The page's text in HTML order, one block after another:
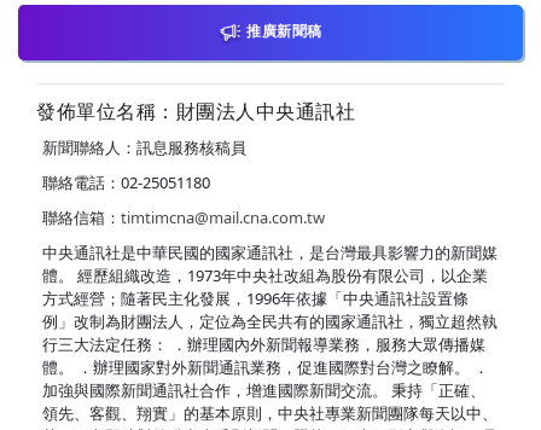
推廣新聞稿
發佈單位名稱：財團法人中央通訊社
新聞聯絡人：訊息服務核稿員
聯絡電話：02-25051180
聯絡信箱： timtimcna@mail.cna.com.tw
中央通訊社是中華民國的國家通訊社，是台灣最具影響力的新聞媒
體。 經歷組織改造，1973年中央社改組為股份有限公司，以企業
方式經營；隨著民主化發展，1996年依據「中央通訊社設置條
例」改制為財團法人，定位為全民共有的國家通訊社，獨立超然執
行三大法定任務： ．辦理國內外新聞報導業務，服務大眾傳播媒
體。 ．辦理國家對外新聞通訊業務，促進國際對台灣之瞭解。 ．
加強與國際新聞通訊社合作，增進國際新聞交流。 秉持「正確、
領先、客觀、翔實」的基本原則，中央社專業新聞團隊每天以中、